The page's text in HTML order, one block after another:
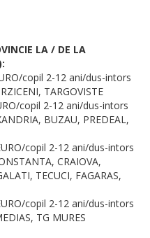
LA / DE LA
copil 2-12 ani/dus-intors
TARGOVISTE
copil 2-12 ani/dus-intors
BUZAU, PREDEAL,
copil 2-12 ani/dus-intors
CRAIOVA,
TECUCI, FAGARAS,
copil 2-12 ani/dus-intors
TG MURES